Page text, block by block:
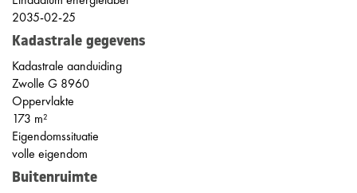
2035-02-25
Kadastrale gegevens
Kadastrale aanduiding
Zwolle G 8960
Oppervlakte
173 m²
Eigendomssituatie
volle eigendom
Buitenruimte